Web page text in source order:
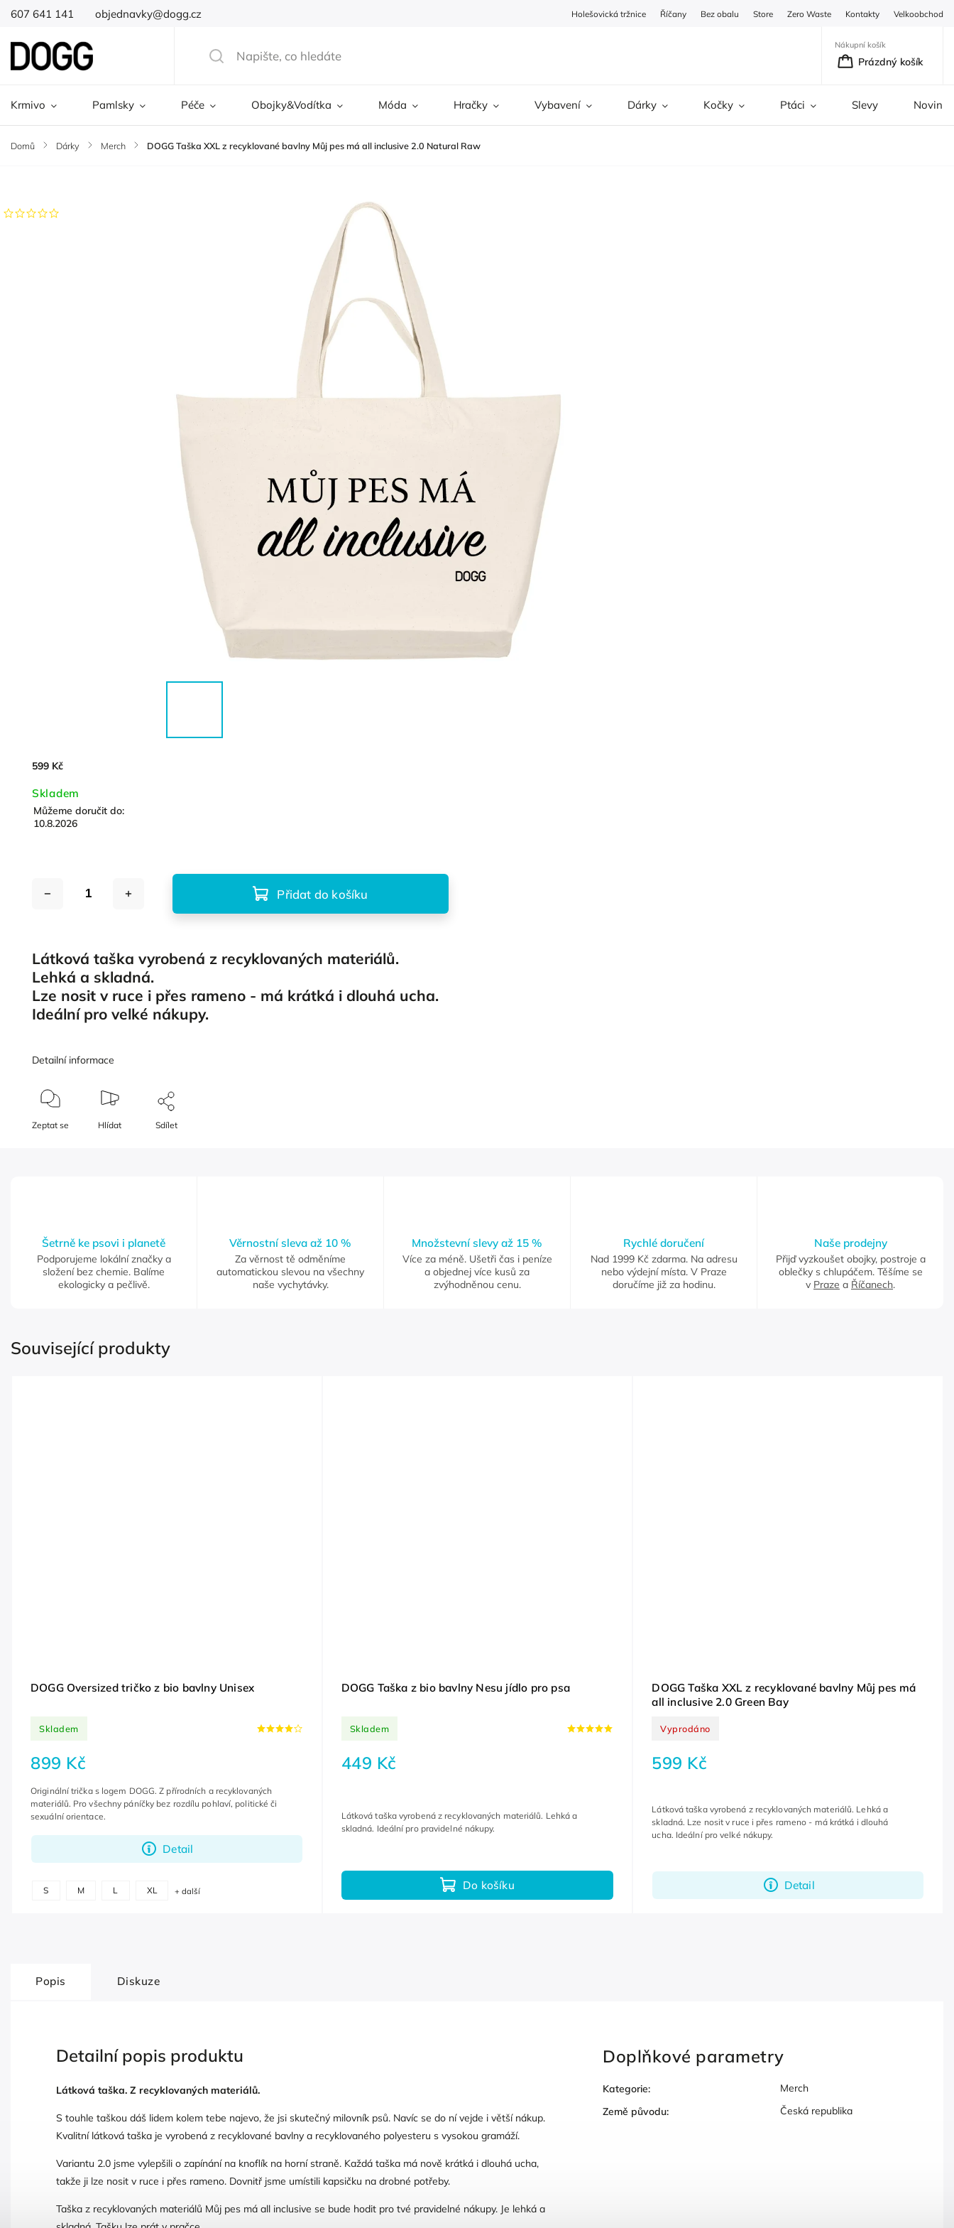
607 641 141 objednavky@dogg.cz Holešovická tržnice Říčany Bez obalu Store Zero Waste Kontakty Velkoobchod
Nákupní košík
Prázdný košík
Krmivo Pamlsky Péče Obojky&Vodítka Móda Hračky Vybavení Dárky Kočky Ptáci Slevy Novinky
Domů / Dárky / Merch / DOGG Taška XXL z recyklované bavlny Můj pes má all inclusive 2.0 Natural Raw
599 Kč
Skladem
Můžeme doručit do:
10.8.2026
Přidat do košíku
Látková taška vyrobená z recyklovaných materiálů.
Lehká a skladná.
Lze nosit v ruce i přes rameno - má krátká i dlouhá ucha.
Ideální pro velké nákupy.
Detailní informace
Zeptat se Hlídat Sdílet
Šetrně ke psovi i planetě
Podporujeme lokální značky a
složení bez chemie. Balíme
ekologicky a pečlivě.
Věrnostní sleva až 10 %
Za věrnost tě odměníme
automatickou slevou na všechny
naše vychytávky.
Množstevní slevy až 15 %
Více za méně. Ušetři čas i peníze
a objednej více kusů za
zvýhodněnou cenu.
Rychlé doručení
Nad 1999 Kč zdarma. Na adresu
nebo výdejní místa. V Praze
doručíme již za hodinu.
Naše prodejny
Přijď vyzkoušet obojky, postroje a
oblečky s chlupáčem. Těšíme se
v Praze a Říčanech.
Související produkty
DOGG Oversized tričko z bio bavlny Unisex
Skladem
899 Kč
Detail
Originální trička s logem DOGG. Z přírodních a recyklovaných
materiálů. Pro všechny páníčky bez rozdílu pohlaví, politické či
sexuální orientace.
S M L XL + další
DOGG Taška z bio bavlny Nesu jídlo pro psa
Skladem
449 Kč
Do košíku
Látková taška vyrobená z recyklovaných materiálů. Lehká a
skladná. Ideální pro pravidelné nákupy.
DOGG Taška XXL z recyklované bavlny Můj pes má
all inclusive 2.0 Green Bay
Vyprodáno
599 Kč
Detail
Látková taška vyrobená z recyklovaných materiálů. Lehká a
skladná. Lze nosit v ruce i přes rameno - má krátká i dlouhá
ucha. Ideální pro velké nákupy.
Popis Diskuze
Detailní popis produktu
Látková taška. Z recyklovaných materiálů.
S touhle taškou dáš lidem kolem tebe najevo, že jsi skutečný milovník psů. Navíc se do ní vejde i větší nákup.
Kvalitní látková taška je vyrobená z recyklované bavlny a recyklovaného polyesteru s vysokou gramáží.
Variantu 2.0 jsme vylepšili o zapínání na knoflík na horní straně. Každá taška má nově krátká i dlouhá ucha,
takže ji lze nosit v ruce i přes rameno. Dovnitř jsme umístili kapsičku na drobné potřeby.
Taška z recyklovaných materiálů Můj pes má all inclusive se bude hodit pro tvé pravidelné nákupy. Je lehká a
Doplňkové parametry
Kategorie:
Merch
Země původu: Česká republika